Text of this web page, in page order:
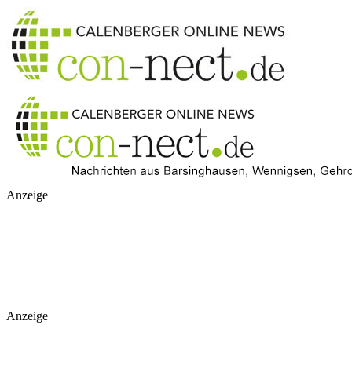
Anzeige
Anzeige